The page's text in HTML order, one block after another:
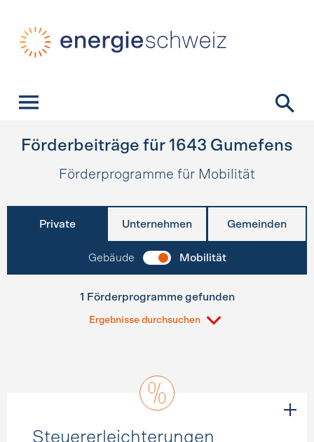
Förderbeiträge für 1643 Gumefens
Förderprogramme für Mobilität
Private Unternehmen Gemeinden
Gebäude Mobilität
1 Förderprogramme gefunden
Ergebnisse durchsuchen
Steuererleichterungen